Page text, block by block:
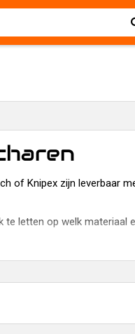
of Knipex zijn leverbaar
te letten op welk